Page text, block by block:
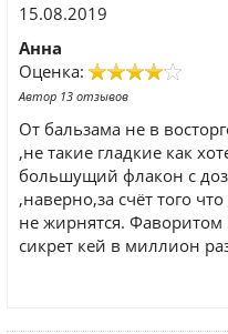
15.08.2019
Анна
Оценка:
Автор 13 отзывов
От бальзама не в
,не такие гладкие как
большущий флакон с
,наверно,за счёт того
не жирнятся. Фаворитом
сикрет кей в миллион